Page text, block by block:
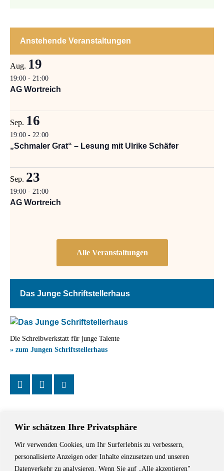
Wir schätzen Ihre Privatsphäre
Wir verwenden Cookies, um Ihr Surferlebnis zu verbessern,
personalisierte Anzeigen oder Inhalte einzusetzen und unseren
Datenverkehr zu analysieren. Wenn Sie auf „Alle akzeptieren"
Anstehende Veranstaltungen
Aug. 19
19:00 - 21:00
AG Wortreich
Sep. 16
19:00 - 22:00
„Schmaler Grat“ – Lesung mit Ulrike Schäfer
Sep. 23
19:00 - 21:00
AG Wortreich
Das Junge Schriftstellerhaus
Die Schreibwerkstatt für junge Talente
» zum Jungen Schriftstellerhaus
Das Schriftstellerhaus ist ein beliebter Treffpunkt für Autorinnen und
Autoren aus Stuttgart und der Region sowie ein Veranstaltungsort für